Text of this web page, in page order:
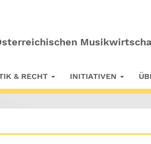
& RECHT INITIATIVEN